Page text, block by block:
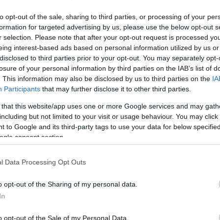
opt-out of the sale, sharing to third parties, or processing of your
for targeted advertising by us, please use the below opt-out
selection. Please note that after your opt-out request is processed
interest-based ads based on personal information utilized by us
to third parties prior to your opt-out. You may separately
of your personal information by third parties on the IAB’s list of
This information may also be disclosed by us to third parties on the
Participants that may further disclose it to other third parties.
that this website/app uses one or more Google services and may
but not limited to your visit or usage behaviour. You may
to Google and its third-party tags to use your data for below
consent section.
Data Processing Opt Outs
opt-out of the Sharing of my personal data.
opt-out of the Sale of my Personal Data.
lehetőségeirőlés a vizetatájba programhelyi
a következő évi mezőgazdasági termés kapcsán?
elkerülné a propagandát,iratkozzon fel hírlevelünkre
ideés csatlakozzon adománygyűjtésünkhöz!
gazdálkodás,gazdák,mezőgazdaság, piaci kihívások,tiszafüred